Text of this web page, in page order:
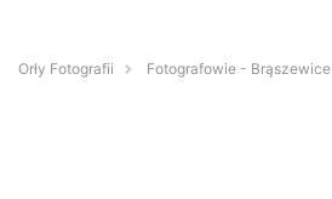
Orły Fotografii Fotografowie - Brąszewice